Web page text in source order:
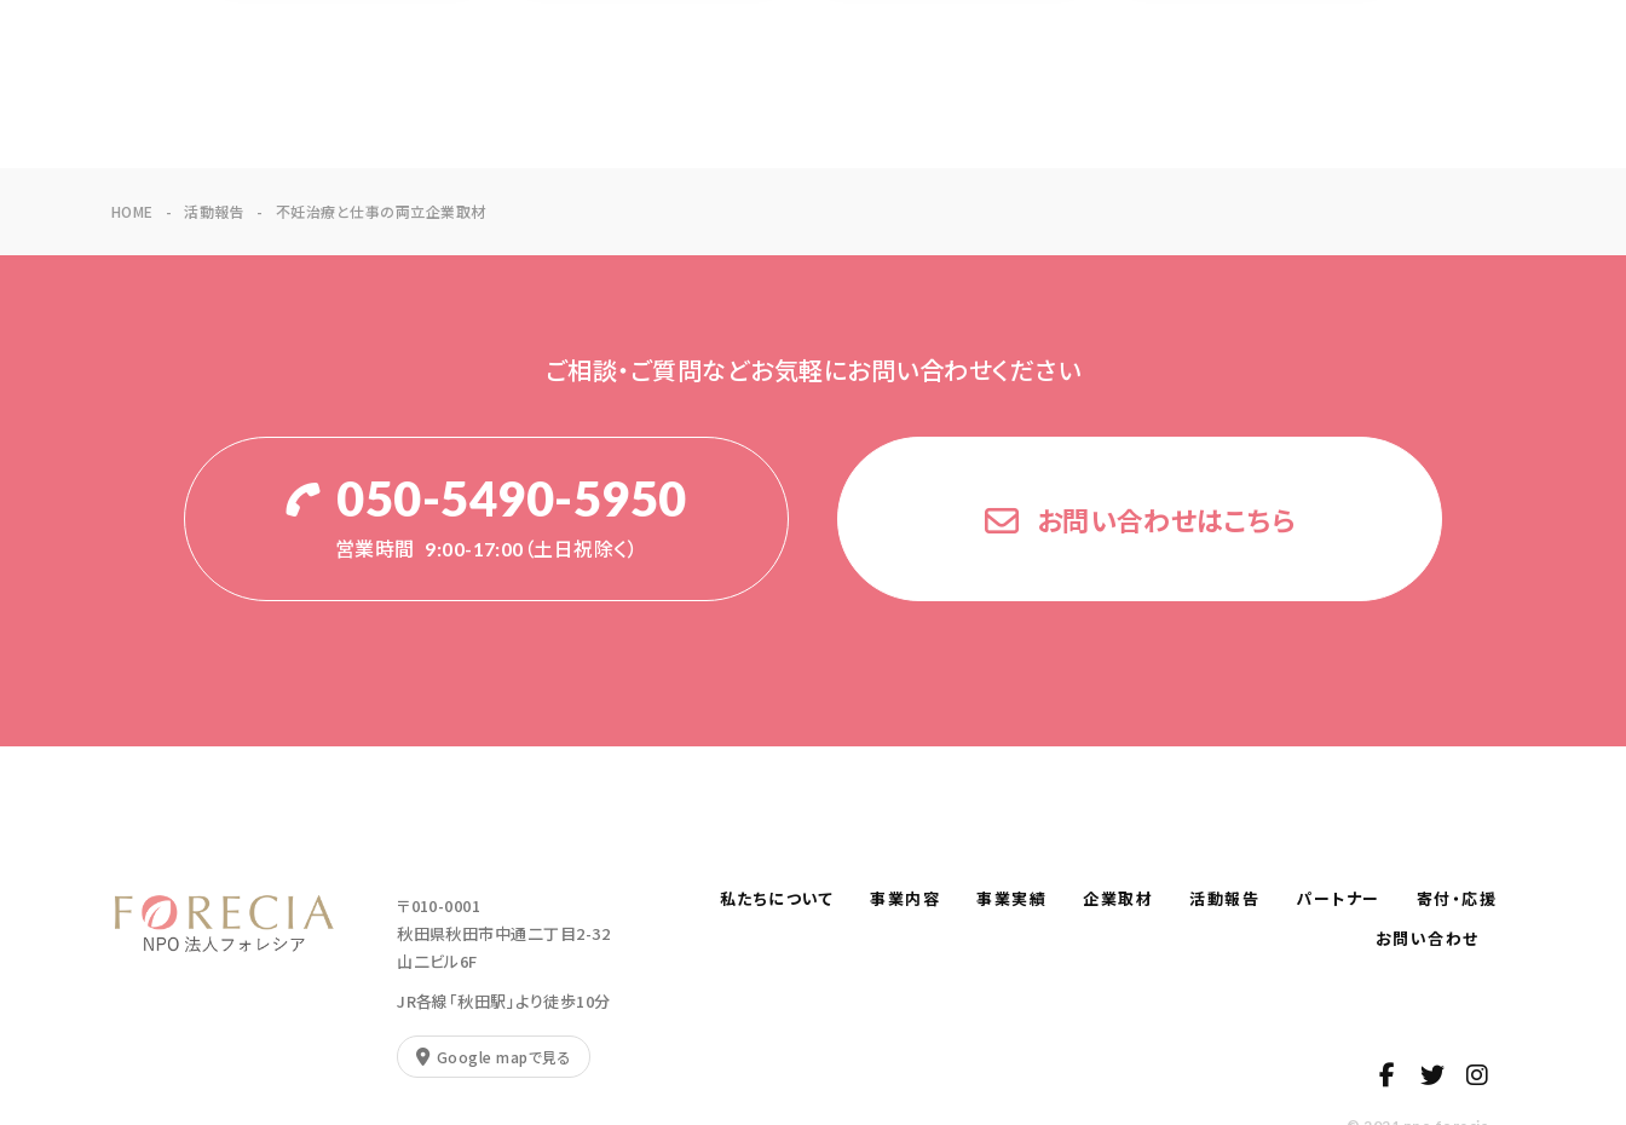
HOME 活動報告 不妊治療と仕事の両立企業取材
ご相談・ご質問などお気軽にお問い合わせください
050-5490-5950
営業時間 9:00-17:00（土日祝除く）
お問い合わせはこちら
〒010-0001
秋田県秋田市中通二丁目2-32
山二ビル6F
JR各線「秋田駅」より徒歩10分
Google mapで見る
私たちについて 事業内容 事業実績 企業取材 活動報告 パートナー 寄付・応援
お問い合わせ